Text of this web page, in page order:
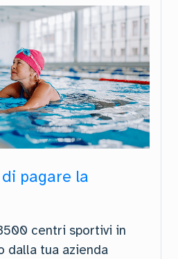
pagare la
centri sportivi in
dalla tua azienda